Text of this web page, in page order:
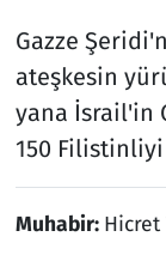
Gazze
ateşkesin
yana İsrail'in
150
Muhabir: Hicret